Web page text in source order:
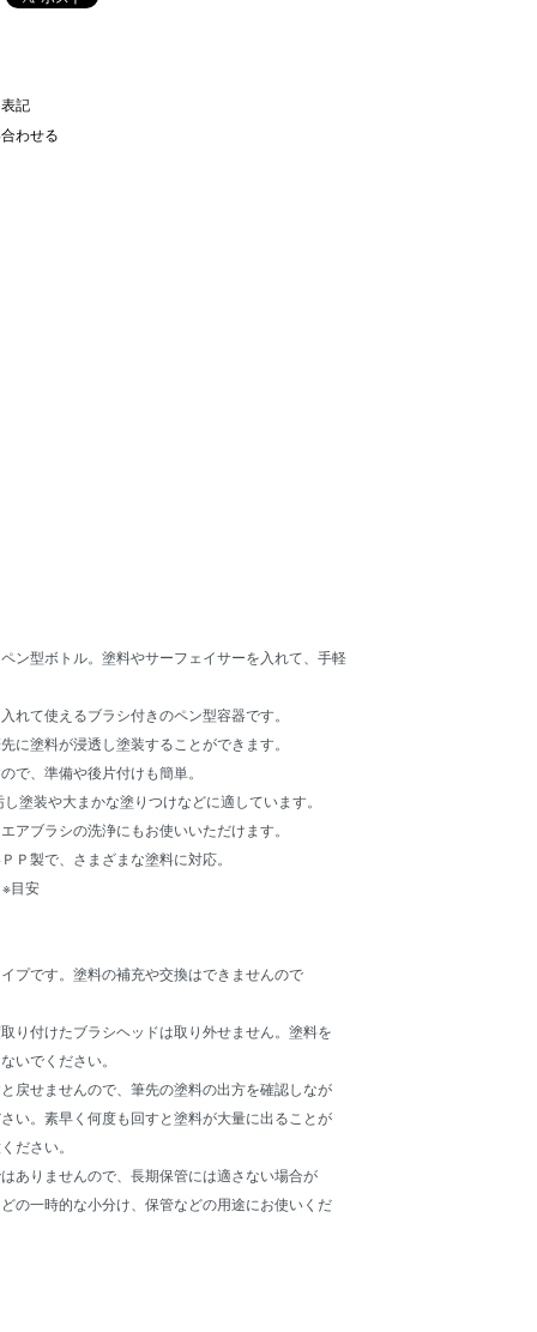
記
わせる
ン型ボトル。塗料やサーフェイサーを入れて、手軽
れて使えるブラシ付きのペン型容器です。
に塗料が浸透し塗装することができます。
で、準備や後片付けも簡単。
塗装や大まかな塗りつけなどに適しています。
アブラシの洗浄にもお使いいただけます。
Ｐ製で、さまざまな塗料に対応。
目安
プです。塗料の補充や交換はできませんので
り付けたブラシヘッドは取り外せません。塗料を
いでください。
戻せませんので、筆先の塗料の出方を確認しなが
い。素早く何度も回すと塗料が大量に出ることが
ださい。
ありませんので、長期保管には適さない場合が
の一時的な小分け、保管などの用途にお使いくだ